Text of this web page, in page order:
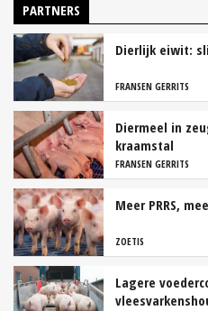
PARTNERS
Dierlijk eiwit:
FRANSEN GERRITS
Diermeel in
kraamstal
FRANSEN GERRITS
Meer PRRS,
ZOETIS
Lagere